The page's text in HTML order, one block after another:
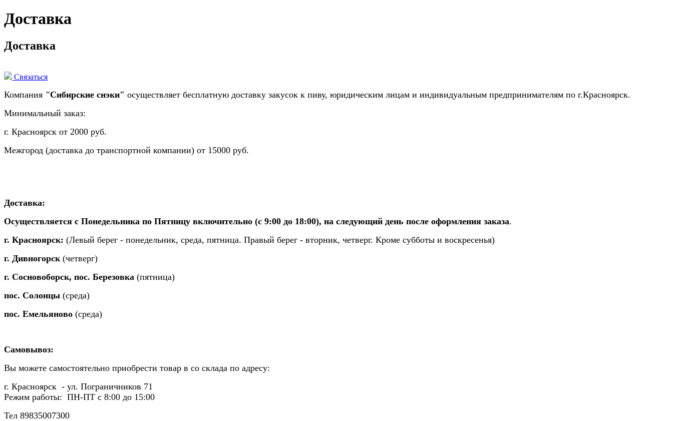
Доставка
Доставка
Связаться
Компания "Сибирские снэки" осуществляет бесплатную доставку закусок к пиву, юридическим лицам и индивидуальным предпринимателям по г.Красноярск.
Минимальный заказ:
г. Красноярск от 2000 руб.
Межгород (доставка до транспортной компании) от 15000 руб.
Доставка:
Осуществляется с Понедельника по Пятницу включительно (с 9:00 до 18:00), на следующий день после оформления заказа.
г. Красноярск: (Левый берег - понедельник, среда, пятница. Правый берег - вторник, четверг. Кроме субботы и воскресенья)
г. Дивногорск (четверг)
г. Сосновоборск, пос. Березовка (пятница)
пос. Солонцы (среда)
пос. Емельяново (среда)
Самовывоз:
Вы можете самостоятельно приобрести товар в со склада по адресу:
г. Красноярск - ул. Пограничников 71
Режим работы: ПН-ПТ c 8:00 до 15:00
Тел 89835007300